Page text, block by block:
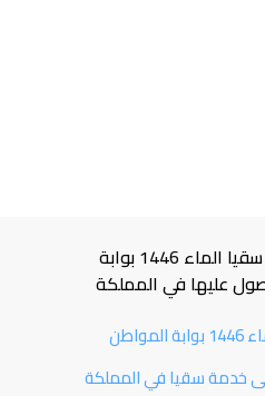
محتويات خطوات حجز موعد سقيا الماء 1446 بوابة
خدمة سقيا في المملكة